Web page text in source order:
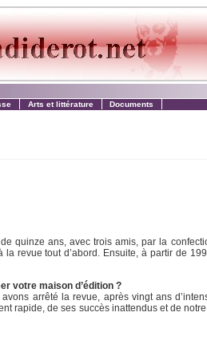
Arts et littérature Documents
quinze ans, avec trois amis, par la
revue tout d’abord. Ensuite, à partir de
votre maison d’édition ?
arrêté la revue, après vingt ans
rapide, de ses succès inattendus et de